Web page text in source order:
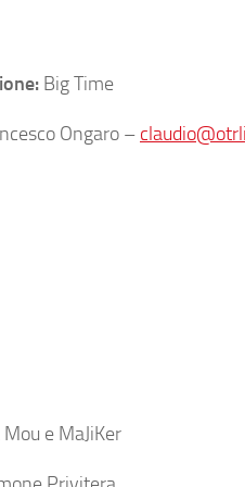
Big Time
Ongaro –
e MaJiKer